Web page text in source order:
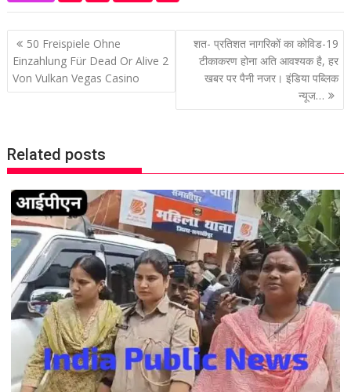
P
o
s
a
v
i
g
a
t
i
o
n
50 Freispiele Ohne
Einzahlung Für Dead Or Alive 2
Von Vulkan Vegas Casino
शत- प्रतिशत नागरिकों का कोविड-19
टीकाकरण होना अति आवश्यक है, हर
खबर पर पैनी नजर। इंडिया पब्लिक
न्यूज…
Related posts